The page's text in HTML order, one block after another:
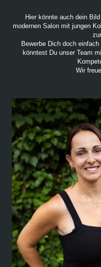
Hier könnte auch dein
modernen Salon mit jungen
Bewerbe Dich doch
könntest Du unser Team
Wir